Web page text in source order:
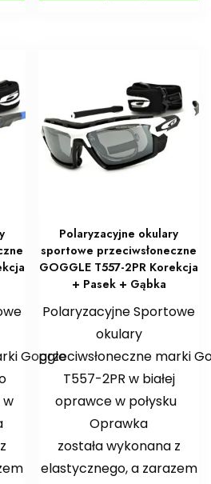
Goggle
w
Polaryzacyjne okulary
sportowe przeciwsłoneczne
GOGGLE T557-2PR Korekcja
+ Pasek + Gąbka
Polaryzacyjne Sportowe
okulary
przeciwsłoneczne marki
T557-2PR w białej
oprawce w połysku
Oprawka
została wykonana z
elastycznego, a zarazem